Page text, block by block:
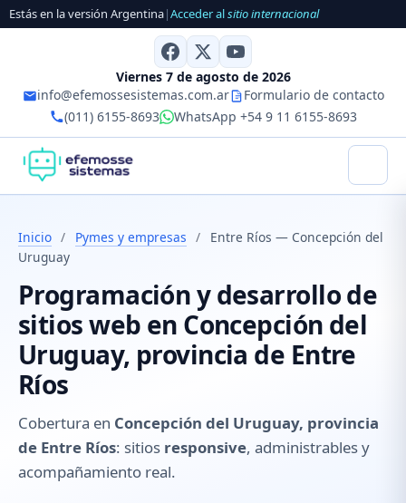
Estás en la versión Argentina|Acceder alsitio internacional
Viernes 7 de agosto de 2026
info@efemossesistemas.com.ar
Formulario de contacto
(011) 6155-8693
WhatsApp +54 9 11 6155-8693
Inicio / Pymes y empresas /
Entre Ríos — Concepción del
Uruguay
Programación y desarrollo de
sitios web en Concepción del
Uruguay, provincia de Entre
Ríos
Cobertura en Concepción del Uruguay, provincia
de Entre Ríos: sitios responsive, administrables y
acompañamiento real.